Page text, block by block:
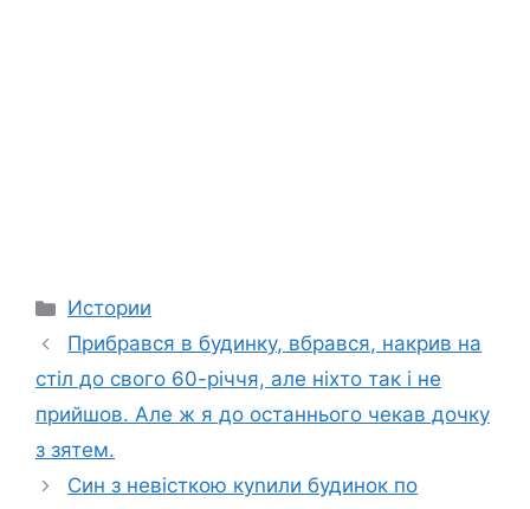
Categories
Истории
Прибрався в будинку, вбрався, накрив на
стіл до свого 60-річчя, але ніхто так і не
прийшов. Але ж я до останнього чекав дочку
з зятем.
Син з невісткою куnили будинок по